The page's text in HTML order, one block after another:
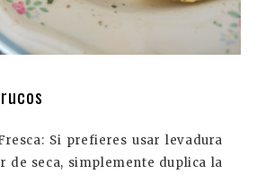
Si prefieres usar levadura
de seca, simplemente duplica la